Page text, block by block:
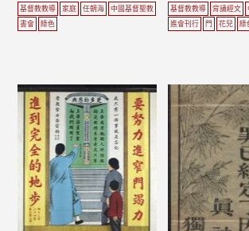
基督教教導 家庭 任朝海
中國基督聖教
書會
綠色
基督教教導 背誦經文
進會刊行
門 花兒 綠